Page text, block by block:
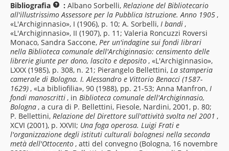
Bibliografia
: Albano Sorbelli, Relazione del Bibliotecario
all'illustrissimo Assessore per la Pubblica Istruzione. Anno 1905,
«L'Archiginnasio», I (1906), p. 10; A. Sorbelli, I bandi,
«L'Archiginnasio», II (1907), p. 11; Valeria Roncuzzi Roversi
Monaco, Sandra Saccone, Per un'indagine sui fondi librari
nella Biblioteca comunale dell'Archiginnasio: censimento delle
librerie giunte per dono, lascito e deposito, «L'Archiginnasio»,
LXXX (1985), p. 308, n. 21; Pierangelo Bellettini, La stamperia
camerale di Bologna. I. Alessandro e Vittorio Benacci (1587-
1629), «La bibliofilia», 90 (1988), pp. 21-53; Anna Manfron, I
fondi manoscritti, in Biblioteca comunale dell'Archiginnasio,
Bologna, a cura di P. Bellettini, Fiesole, Nardini, 2001, p. 80;
P. Bellettini, Relazione del Direttore sull'attività svolta nel 2001 ,
XCVI (2001), p. XXVII; Una foga operosa. Luigi Frati e
l'organizzazione degli istituti culturali bolognesi nella seconda
metà dell'Ottocento, atti del convegno (Bologna, 16 novembre